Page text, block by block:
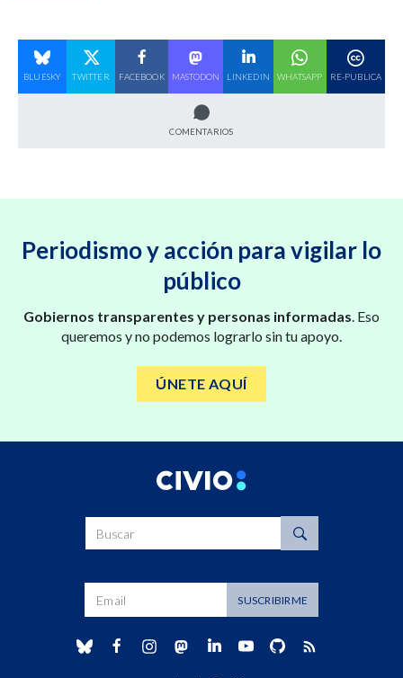
BLUESKY TWITTER FACEBOOK MASTODON LINKEDIN WHATSAPP RE-PUBLICA
COMENTARIOS
Periodismo y acción para vigilar lo
público
Gobiernos transparentes y personas informadas. Eso
queremos y no podemos lograrlo sin tu apoyo.
ÚNETE AQUÍ
SUSCRIBIRME